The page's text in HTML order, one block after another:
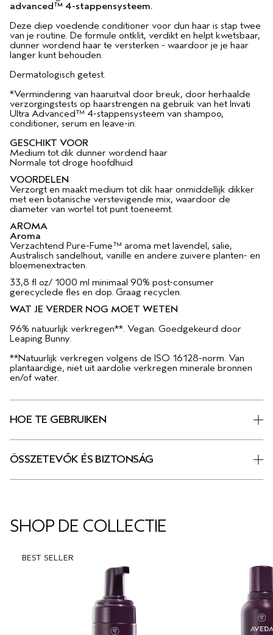
advanced™ 4-stappensysteem.
Deze diep voedende conditioner voor dun haar is stap twee
van je routine. De formule ontklit, verdikt en helpt kwetsbaar,
dunner wordend haar te versterken - waardoor je je haar
langer kunt behouden.
Dermatologisch getest.
*Vermindering van haaruitval door breuk, door herhaalde
verzorgingstests op haarstrengen na gebruik van het Invati
Ultra Advanced™ 4-stappensysteem van shampoo,
conditioner, serum en leave-in.
GESCHIKT VOOR
Medium tot dik dunner wordend haar
Normale tot droge hoofdhuid
VOORDELEN
Verzorgt en maakt medium tot dik haar onmiddellijk dikker
met een botanische verstevigende mix, waardoor de
diameter van wortel tot punt toeneemt.
AROMA
Aroma
Verzachtend Pure-Fume™ aroma met lavendel, salie,
Australisch sandelhout, vanille en andere zuivere planten- en
bloemenextracten.
33,8 fl oz/ 1000 ml minimaal 90% post-consumer
gerecyclede fles en dop. Graag recyclen.
WAT JE VERDER NOG MOET WETEN
96% natuurlijk verkregen**. Vegan. Goedgekeurd door
Leaping Bunny.
**Natuurlijk verkregen volgens de ISO 16128-norm. Van
plantaardige, niet uit aardolie verkregen minerale bronnen
en/of water.
HOE TE GEBRUIKEN
ÖSSZETEVŐK ÉS BIZTONSÁG
SHOP DE COLLECTIE
BEST SELLER